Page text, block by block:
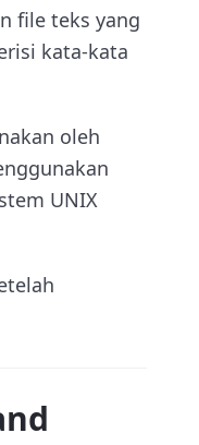
file teks yang
kata-kata
oleh
UNIX